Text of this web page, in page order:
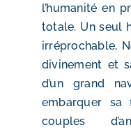
l’humanité en
totale. Un seul
irréprochable,
divinement et
d’un grand
embarquer
couples